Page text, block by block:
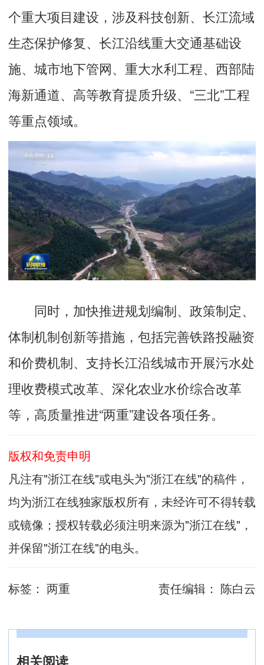
个重大项目建设，涉及科技创新、长江流域
生态保护修复、长江沿线重大交通基础设
施、城市地下管网、重大水利工程、西部陆
海新通道、高等教育提质升级、“三北”工程
等重点领域。
同时，加快推进规划编制、政策制定、
体制机制创新等措施，包括完善铁路投融资
和价费机制、支持长江沿线城市开展污水处
理收费模式改革、深化农业水价综合改革
等，高质量推进“两重”建设各项任务。
版权和免责申明
凡注有"浙江在线"或电头为"浙江在线"的稿件，
均为浙江在线独家版权所有，未经许可不得转载
或镜像；授权转载必须注明来源为"浙江在线"，
并保留"浙江在线"的电头。
标签： 两重 责任编辑： 陈白云
相关阅读